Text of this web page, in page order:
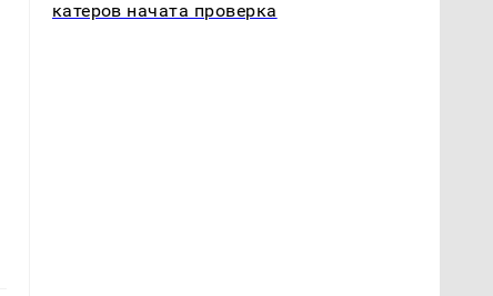
катеров начата проверка